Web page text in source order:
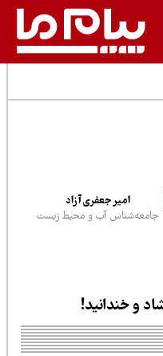
امیر جعفری‌آزاد
آب و محیط زیست